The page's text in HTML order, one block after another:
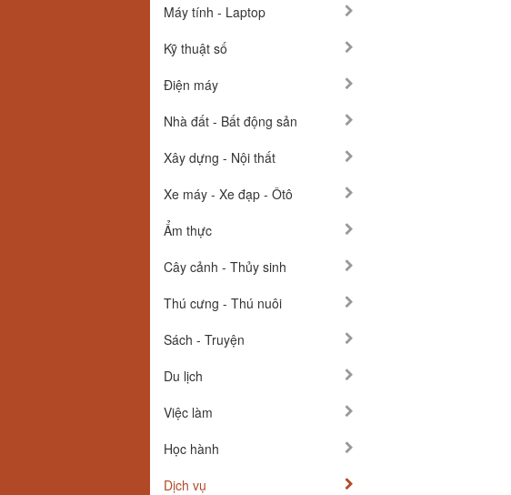
Máy tính - Laptop
Kỹ thuật số
Điện máy
Nhà đất - Bất động sản
Xây dựng - Nội thất
Xe máy - Xe đạp - Ôtô
Ẩm thực
Cây cảnh - Thủy sinh
Thú cưng - Thú nuôi
Sách - Truyện
Du lịch
Việc làm
Học hành
Dịch vụ